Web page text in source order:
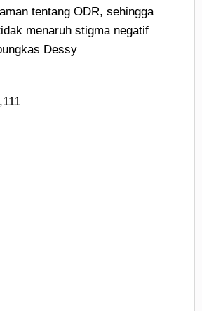
tentang ODR, sehingga
menaruh stigma negatif
Dessy